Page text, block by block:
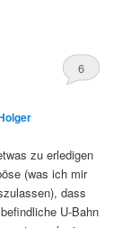
6
zu erledigen
(was ich mir
dass
U-Bahn